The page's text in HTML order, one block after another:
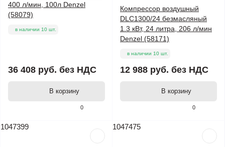
0
400 л/мин, 100л Denzel
(58079)
в наличии 10 шт.
36 408 руб. без НДС
В корзину
0
Компрессор воздушный
DLC1300/24 безмасляный
1.3 кВт, 24 литра, 206 л/мин
Denzel (58171)
в наличии 10 шт.
12 988 руб. без НДС
В корзину
1047399 1047475